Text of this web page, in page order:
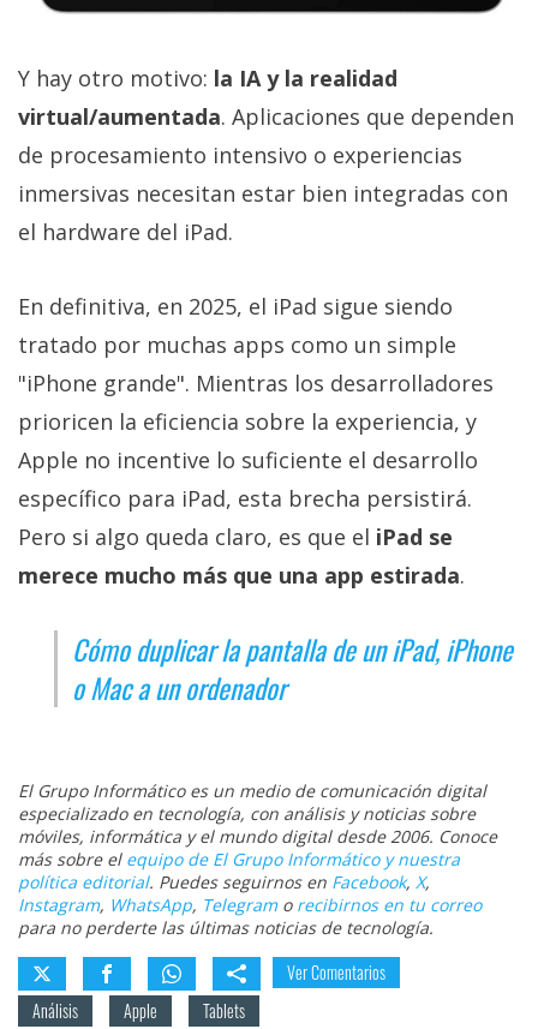
Y hay otro motivo: la IA y la realidad
virtual/aumentada. Aplicaciones que dependen
de procesamiento intensivo o experiencias
inmersivas necesitan estar bien integradas con
el hardware del iPad.
En definitiva, en 2025, el iPad sigue siendo
tratado por muchas apps como un simple
"iPhone grande". Mientras los desarrolladores
prioricen la eficiencia sobre la experiencia, y
Apple no incentive lo suficiente el desarrollo
específico para iPad, esta brecha persistirá.
Pero si algo queda claro, es que el iPad se
merece mucho más que una app estirada.
Cómo duplicar la pantalla de un iPad, iPhone
o Mac a un ordenador
El Grupo Informático es un medio de comunicación digital
especializado en tecnología, con análisis y noticias sobre
móviles, informática y el mundo digital desde 2006. Conoce
más sobre el equipo de El Grupo Informático y nuestra
política editorial. Puedes seguirnos en Facebook, X,
Instagram, WhatsApp, Telegramo recibirnos en tu correo
para no perderte las últimas noticias de tecnología.
Ver Comentarios
Análisis
Apple Tablets